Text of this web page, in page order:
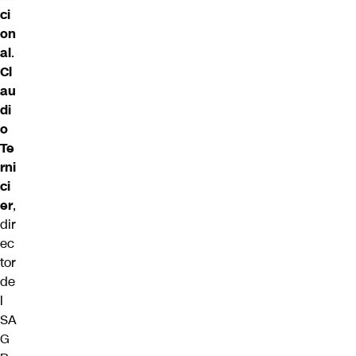
ci
on
al.
Cl
au
di
o
Te
rni
ci
er,
dir
ec
tor
de
l
SA
G